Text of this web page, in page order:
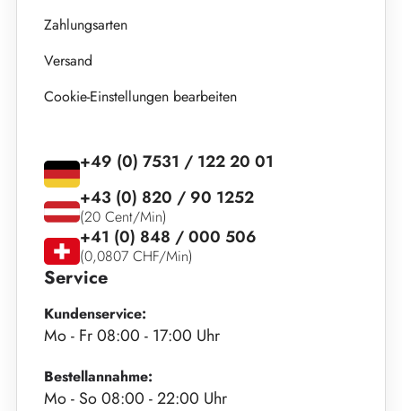
Zahlungsarten
Versand
Cookie-Einstellungen bearbeiten
Service
Kundenservice:
Mo - Fr 08:00 - 17:00 Uhr
Bestellannahme:
Mo - So 08:00 - 22:00 Uhr
+49 (0) 7531 / 122 20 01
+43 (0) 820 / 90 1252
(20 Cent/Min)
+41 (0) 848 / 000 506
(0,0807 CHF/Min)